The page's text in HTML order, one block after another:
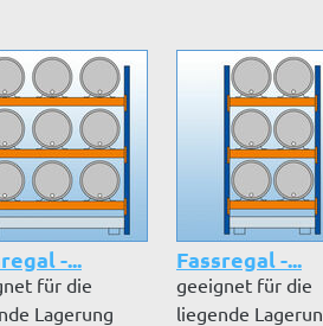
-...
für die
Lagerung
Fassregal -...
geeignet für die
liegende